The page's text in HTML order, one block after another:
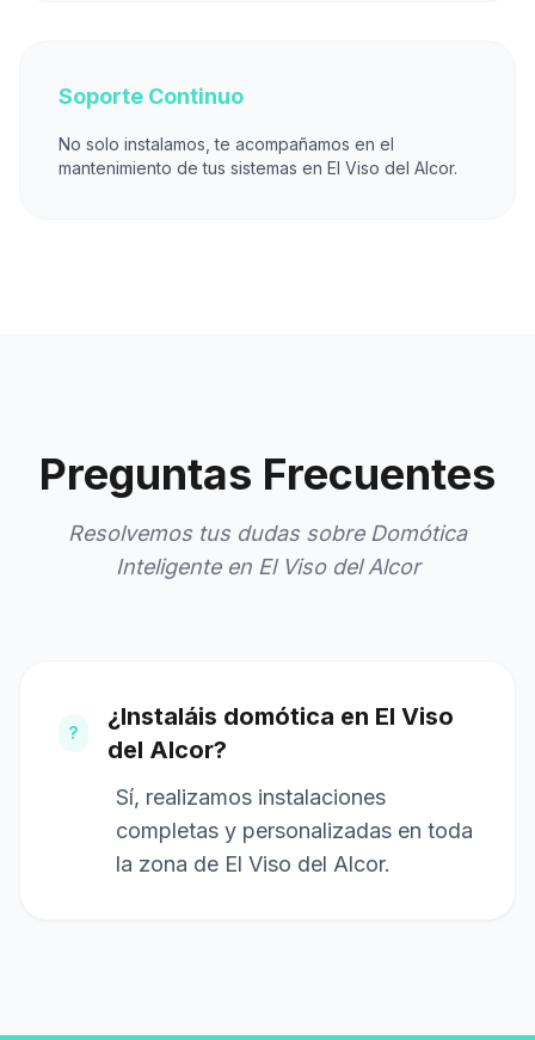
Soporte Continuo
No solo instalamos, te acompañamos en el
mantenimiento de tus sistemas en El Viso del Alcor.
Preguntas Frecuentes
Resolvemos tus dudas sobre Domótica
Inteligente en El Viso del Alcor
?
¿Instaláis domótica en El Viso
del Alcor?
Sí, realizamos instalaciones
completas y personalizadas en toda
la zona de El Viso del Alcor.